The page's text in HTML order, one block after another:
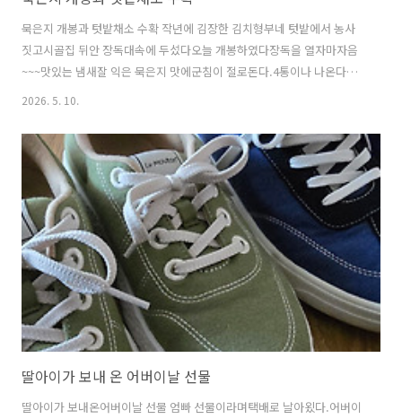
묵은지 개봉과 텃밭채소 수확 작년에 김장한 김치형부네 텃밭에서 농사
짓고시골집 뒤안 장독대속에 두섰다오늘 개봉하였다장독을 열자마자음
~~~맛있는 냄새잘 익은 묵은지 맛에군침이 절로돈다.4통이나 나온다언
나물오이가지돌나물도 물김치 담그려고많이 수확해 왔다대파도 수확해
와서이웃도 나누어 주었다.텃밭채소의 수확형부의 정성먹고 자랐기에한
보따리 들고왔다.도움된 정보였다면 하트 공감 ♡ 꾸우욱 ^*^로그인 하
지 않아도 가능하며 여러분의 공감이 제겐 큰 힘이 됩니다.
2026. 5. 10.
딸아이가 보내 온 어버이날 선물
딸아이가 보내온어버이날 선물 엄빠 선물이라며택배로 날아욌다.어버이